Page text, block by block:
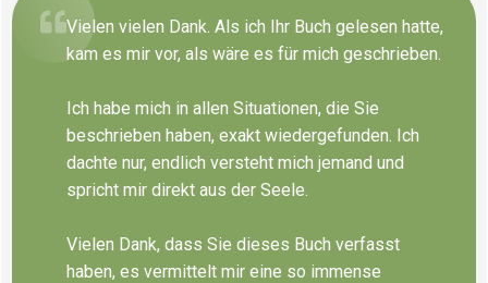
Vielen vielen Dank. Als ich Ihr Buch gelesen hatte,
kam es mir vor, als wäre es für mich geschrieben.
Ich habe mich in allen Situationen, die Sie
beschrieben haben, exakt wiedergefunden. Ich
dachte nur, endlich versteht mich jemand und
spricht mir direkt aus der Seele.
Vielen Dank, dass Sie dieses Buch verfasst
haben, es vermittelt mir eine so immense